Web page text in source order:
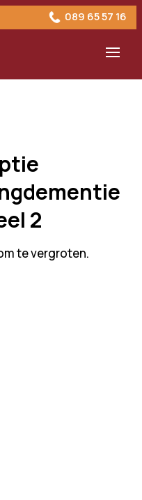
089 65 57 16
2
te vergroten.